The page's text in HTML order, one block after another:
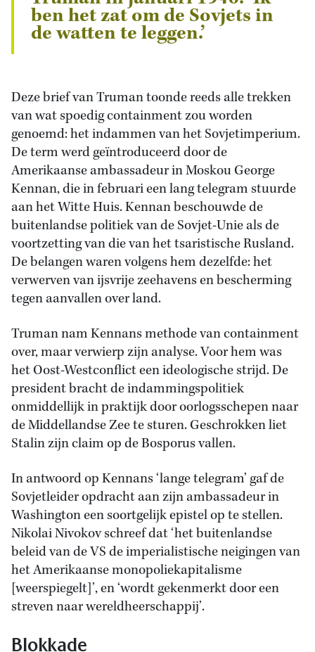
ben het zat om de Sovjets in
de watten te leggen.’
Deze brief van Truman toonde reeds alle trekken
van wat spoedig containment zou worden
genoemd: het indammen van het Sovjetimperium.
De term werd geïntroduceerd door de
Amerikaanse ambassadeur in Moskou George
Kennan, die in februari een lang telegram stuurde
aan het Witte Huis. Kennan beschouwde de
buitenlandse politiek van de Sovjet-Unie als de
voortzetting van die van het tsaristische Rusland.
De belangen waren volgens hem dezelfde: het
verwerven van ijsvrije zeehavens en bescherming
tegen aanvallen over land.
Truman nam Kennans methode van containment
over, maar verwierp zijn analyse. Voor hem was
het Oost-Westconflict een ideologische strijd. De
president bracht de indammingspolitiek
onmiddellijk in praktijk door oorlogsschepen naar
de Middellandse Zee te sturen. Geschrokken liet
Stalin zijn claim op de Bosporus vallen.
In antwoord op Kennans ‘lange telegram’ gaf de
Sovjetleider opdracht aan zijn ambassadeur in
Washington een soortgelijk epistel op te stellen.
Nikolai Nivokov schreef dat ‘het buitenlandse
beleid van de VS de imperialistische neigingen van
het Amerikaanse monopoliekapitalisme
[weerspiegelt]’, en ‘wordt gekenmerkt door een
streven naar wereldheerschappij’.
Blokkade